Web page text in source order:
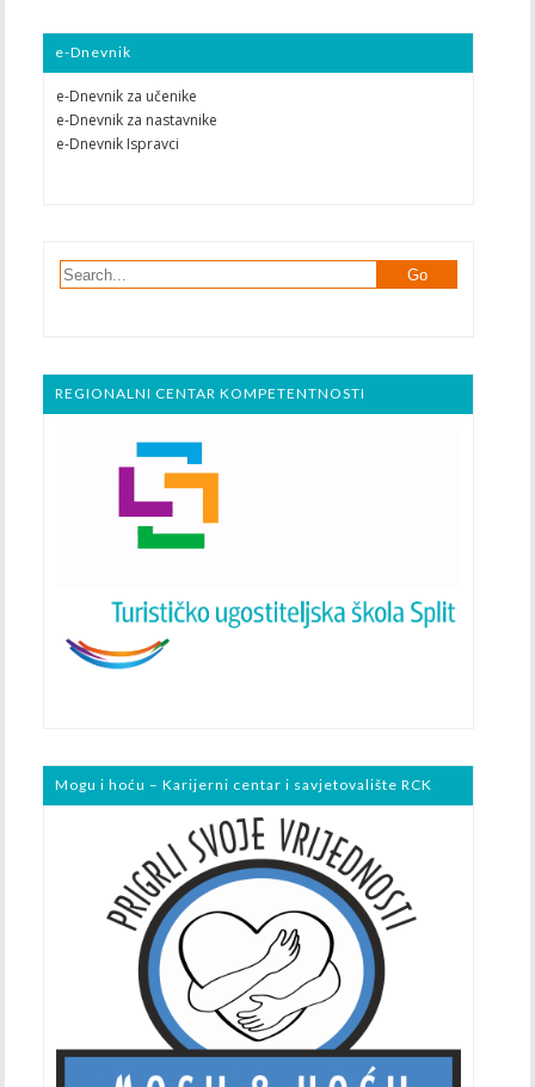
e-Dnevnik
e-Dnevnik za učenike
e-Dnevnik za nastavnike
e-Dnevnik Ispravci
REGIONALNI CENTAR KOMPETENTNOSTI
Mogu i hoću – Karijerni centar i savjetovalište RCK